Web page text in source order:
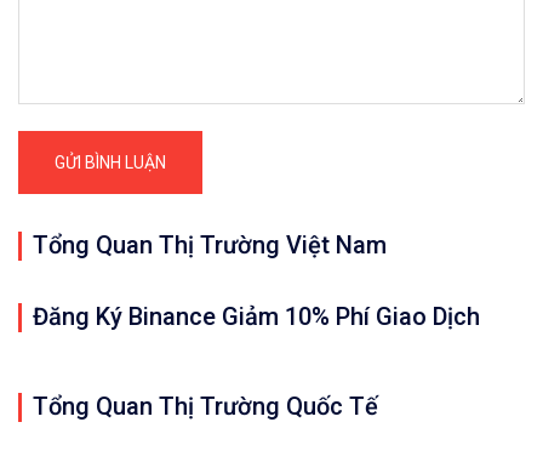
Tổng Quan Thị Trường Việt Nam
Đăng Ký Binance Giảm 10% Phí Giao Dịch
Tổng Quan Thị Trường Quốc Tế